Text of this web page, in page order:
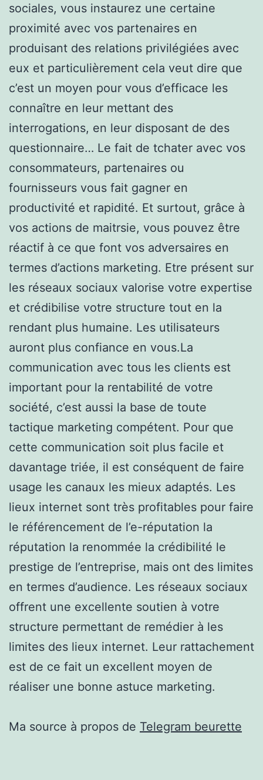
sociales, vous instaurez une certaine
proximité avec vos partenaires en
produisant des relations privilégiées avec
eux et particulièrement cela veut dire que
c’est un moyen pour vous d’efficace les
connaître en leur mettant des
interrogations, en leur disposant de des
questionnaire… Le fait de tchater avec vos
consommateurs, partenaires ou
fournisseurs vous fait gagner en
productivité et rapidité. Et surtout, grâce à
vos actions de maitrsie, vous pouvez être
réactif à ce que font vos adversaires en
termes d’actions marketing. Etre présent sur
les réseaux sociaux valorise votre expertise
et crédibilise votre structure tout en la
rendant plus humaine. Les utilisateurs
auront plus confiance en vous.La
communication avec tous les clients est
important pour la rentabilité de votre
société, c’est aussi la base de toute
tactique marketing compétent. Pour que
cette communication soit plus facile et
davantage triée, il est conséquent de faire
usage les canaux les mieux adaptés. Les
lieux internet sont très profitables pour faire
le référencement de l’e-réputation la
réputation la renommée la crédibilité le
prestige de l’entreprise, mais ont des limites
en termes d’audience. Les réseaux sociaux
offrent une excellente soutien à votre
structure permettant de remédier à les
limites des lieux internet. Leur rattachement
est de ce fait un excellent moyen de
réaliser une bonne astuce marketing.
Ma source à propos de Telegram beurette